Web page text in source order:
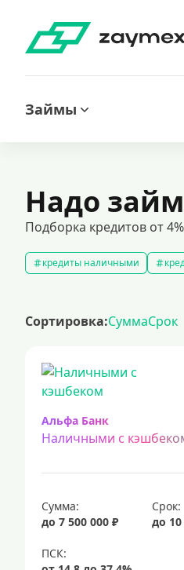
Займы
Надо займ
Подборка кредитов от
кредиты наличными
кредит на 200000 рублей
срочный кредит
Сортировка:СуммаСрок
Альфа Банк
Наличными с
Сумма:
до 7 500 000 ₽
Срок:
до